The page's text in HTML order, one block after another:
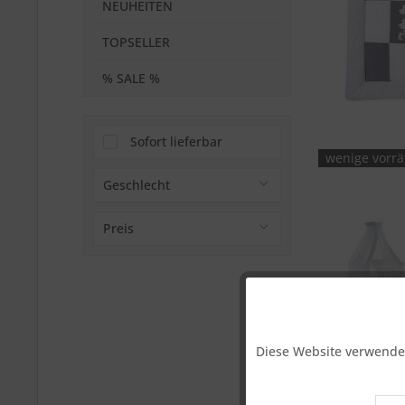
NEUHEITEN
TOPSELLER
% SALE %
Sofort lieferbar
Geschlecht
für Mädchen
Preis
wenige
Diese Website